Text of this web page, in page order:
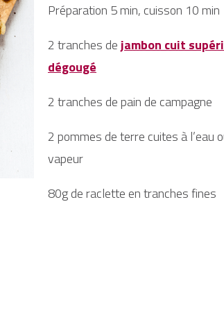
Préparation 5 min, cuisson 10 min
2 tranches dejambon cuit
dégougé
2 tranches de pain de campagne
2 pommes de terre cuites à l’eau
vapeur
80g de raclette en tranches fines